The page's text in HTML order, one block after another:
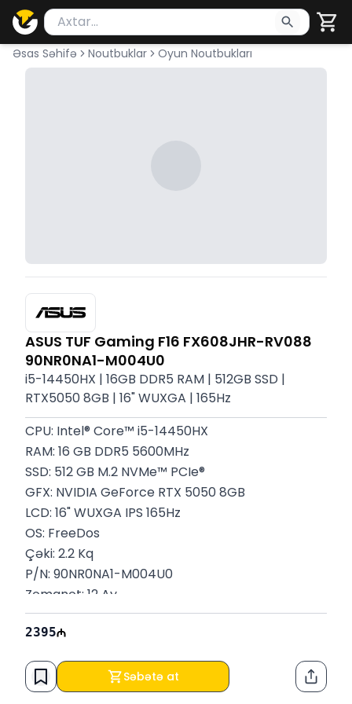
Məhsul axtar
Axtarış üçün ən azı 2 simvol yazın. Göndərmək
Əsas Səhifə Noutbuklar Oyun Noutbukları
ASUS TUF Gaming F16 FX608JHR-RV088
90NR0NA1-M004U0
i5-14450HX | 16GB DDR5 RAM | 512GB SSD |
RTX5050 8GB | 16" WUXGA | 165Hz
CPU: Intel® Core™ i5-14450HX
RAM: 16 GB DDR5 5600MHz
SSD: 512 GB M.2 NVMe™ PCIe®
GFX: NVIDIA GeForce RTX 5050 8GB
LCD: 16" WUXGA IPS 165Hz
OS: FreeDos
Çəki: 2.2 Kq
P/N: 90NR0NA1-M004U0
Zəmanət: 12 Ay
2395
Səbətə at